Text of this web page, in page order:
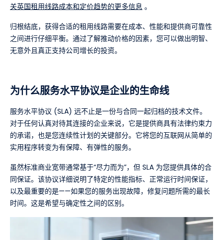
关英国租用线路成本和定价趋势的更多信息 。
归根结底，获得合适的租用线路需要在成本、性能和提供商可靠性
之间进行仔细平衡。通过了解推动价格的因素，您可以做出明智、
无意外且真正支持公司增长的投资。
为什么服务水平协议是企业的生命线
服务水平协议 (SLA) 远不止是一份与合同一起归档的技术文件。
对于任何认真对待其连接的企业来说，它是提供商具有法律约束力
的承诺，也是您连续性计划的关键部分。它将您的互联网从简单的
实用程序转变为有保障、有弹性的服务。
虽然标准商业宽带通常基于“尽力而为”，但 SLA 为您提供具体的合
同保证。该协议详细说明了特定的性能指标、正常运行时间保证，
以及最重要的是——如果您的服务出现故障，修复问题所需的最长
时间。这是希望与确定性之间的区别。